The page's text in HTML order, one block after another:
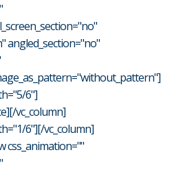
angled_section="no"
6"]
vc_column]
6"][/vc_column]
css_animation=""